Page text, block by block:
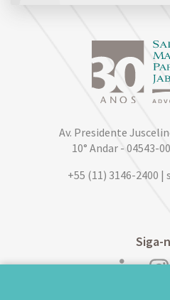
Av. Presidente
10° Andar - 04543-
+55 (11) 3146-2400 |
Siga-